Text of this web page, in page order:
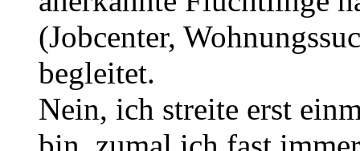
(Jobcenter,
begleitet.
Nein, ich streite erst